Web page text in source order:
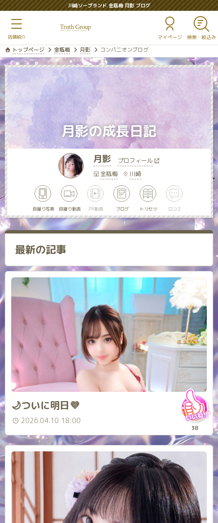
川崎ソープランド 金瓶梅 月影 ブログ
マイページ
トップページ 金瓶梅 月影 コンパニオンブログ
月影
プロフィール
金瓶梅
川崎
自撮り写真 自撮り動画 PR動画 ブログ トリセツ 口コミ
月影の成長日記
最新の記事
🌙ついに明日💜
2026.04.10 18:00
38